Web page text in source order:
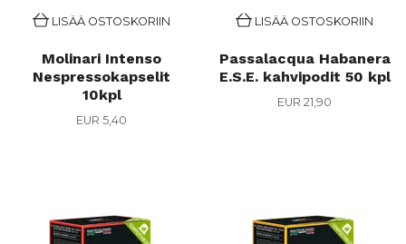
LISÄÄ OSTOSKORIIN
Molinari Intenso
Nespressokapselit
10kpl
EUR 5,40
LISÄÄ OSTOSKORIIN
Passalacqua Habanera
E.S.E. kahvipodit 50 kpl
EUR 21,90